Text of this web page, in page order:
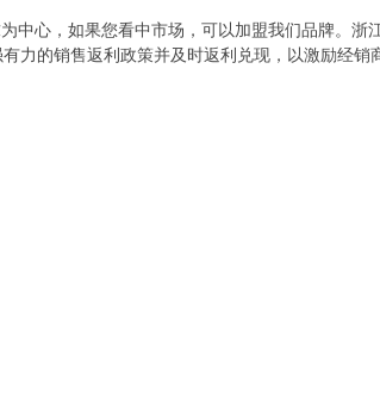
中心，如果您看中市场，可以加盟我们品牌。
的销售返利政策并及时返利兑现，以激励经销